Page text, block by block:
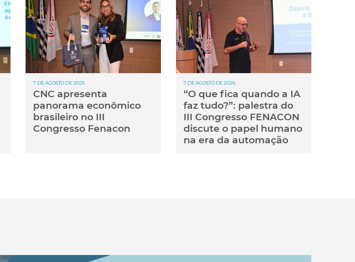
7 DE AGOSTO DE 2026
CNC apresenta
panorama econômico
brasileiro no III
Congresso Fenacon
7 DE AGOSTO DE 2026
“O que fica quando a IA
faz tudo?”: palestra do
III Congresso FENACON
discute o papel humano
na era da automação